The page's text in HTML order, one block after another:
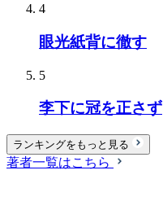
4
眼光紙背に徹す
5
李下に冠を正さず
ランキングをもっと見る
著者一覧はこちら